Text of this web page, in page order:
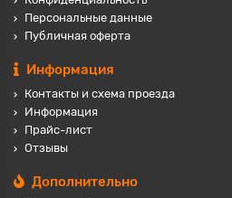
Персональные данные
Публичная оферта
Информация
Контакты и схема проезда
Информация
Прайс-лист
Отзывы
Дополнительно